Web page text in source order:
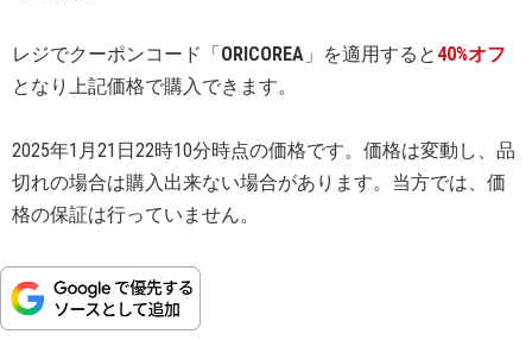
レジでクーポンコード「ORICOREA 」を適用すると 40%オフ
となり上記価格で購入できます。
2025年1月21日22時10分時点の価格です。価格は変動し、品
切れの場合は購入出来ない場合があります。当方では、価
格の保証は行っていません。